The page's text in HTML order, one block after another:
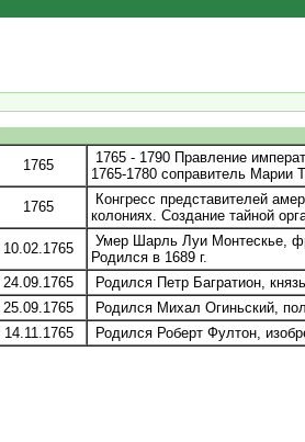
1765
1765 - 1790 Правление
1765-1780 соправитель Марии
1765
Конгресс представителей
колониях. Создание тайной
10.02.1765
Умер Шарль Луи Монтескье,
Родился в 1689 г.
24.09.1765
Родился Петр Багратион,
25.09.1765
Родился Михал Огиньский,
14.11.1765
Родился Роберт Фултон,